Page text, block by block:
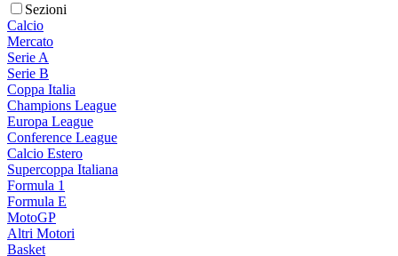
Sezioni
Calcio
Mercato
Serie A
Serie B
Coppa Italia
Champions League
Europa League
Conference League
Calcio Estero
Supercoppa Italiana
Formula 1
Formula E
MotoGP
Altri Motori
Basket